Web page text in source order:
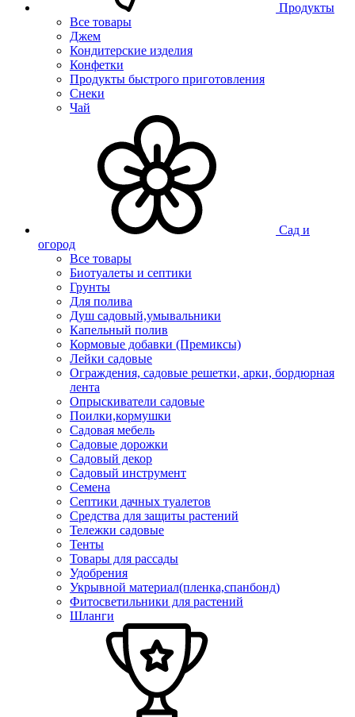
Продукты
Все товары
Джем
Кондитерские изделия
Конфетки
Продукты быстрого приготовления
Снеки
Чай
Сад и
огород
Все товары
Биотуалеты и септики
Грунты
Для полива
Душ садовый,умывальники
Капельный полив
Кормовые добавки (Премиксы)
Лейки садовые
Ограждения, садовые решетки, арки, бордюрная
лента
Опрыскиватели садовые
Поилки,кормушки
Садовая мебель
Садовые дорожки
Садовый декор
Садовый инструмент
Семена
Септики дачных туалетов
Средства для защиты растений
Тележки садовые
Тенты
Товары для рассады
Удобрения
Укрывной материал(пленка,спанбонд)
Фитосветильники для растений
Шланги